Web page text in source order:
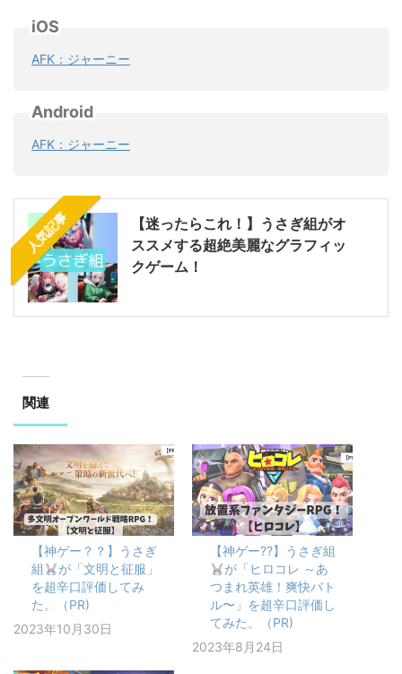
iOS
AFK：ジャーニー
Android
AFK：ジャーニー
人気記事
【迷ったらこれ！】うさぎ組がオ
ススメする超絶美麗なグラフィッ
クゲーム！
関連
【神ゲー？？】うさぎ
組
が「文明と征服」
を超辛口評価してみ
た。（PR)
2023年10月30日
【神ゲー??】うさぎ組
が「ヒロコレ ～あ
つまれ英雄！爽快バト
ル〜」を超辛口評価し
てみた。（PR)
2023年8月24日